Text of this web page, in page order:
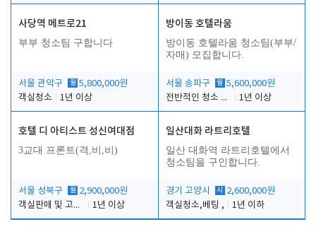
사당역 메트로21
부부 청소팀 구합니다
서울 관악구 월 5,800,000원
객실청소
1년 이상
방이동 호텔라움
방이동 호텔라움 청소팀(부부/
자매) 모집합니다.
서울 송파구 월 5,600,000원
전반적인 청소 업무(객실청소.객실정리)
1년 이상
호텔 디 아티스트 성신여대점
3교대 프론트(격,비,비)
서울 성북구 월 2,900,000원
객실판매 및 고객응대
1년 이상
일산대화 라트리호텔
일산 대화역 라트리호텔에서
청소팀을 구인합니다.
경기 고양시 시
2,600,000원
객실청소,베팅 ,
1년 이하